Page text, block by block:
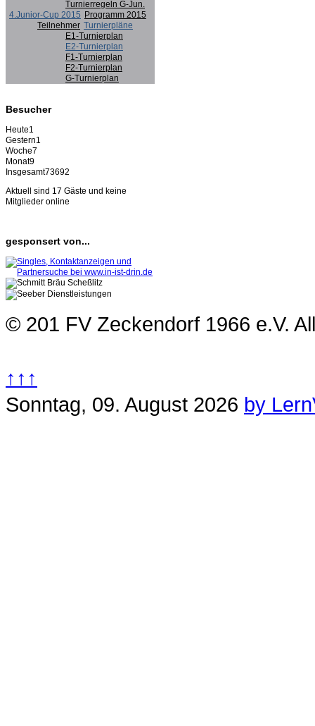
Turnierregeln G-Jun.
4.Junior-Cup 2015 Programm 2015
Teilnehmer Turnierpläne
E1-Turnierplan
E2-Turnierplan
F1-Turnierplan
F2-Turnierplan
G-Turnierplan
Besucher
Heute1
Gestern1
Woche7
Monat9
Insgesamt73692
Aktuell sind 17 Gäste und keine
Mitglieder online
gesponsert von...
© 201 FV Zeckendorf 1966 e.V.
↑↑↑
Sonntag, 09. August 2026 by